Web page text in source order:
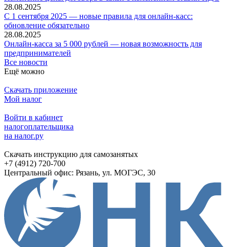
28.08.2025
С 1 сентября 2025 — новые правила для онлайн-касс:
обновление обязательно
28.08.2025
Онлайн-касса за 5 000 рублей — новая возможность для
предпринимателей
Все новости
Ещё можно
Скачать приложение
Мой налог
Войти в кабинет
налогоплательщика
на налог.ру
Скачать инструкцию для самозанятых
+7 (4912) 720-700
Центральный офис: Рязань, ул. МОГЭС, 30